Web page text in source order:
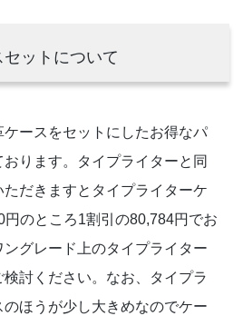
ットについて
ースをセットにしたお得なパ
ります。タイプライターと同
だきますとタイプライターケ
のところ1割引の80,784円でお
グレード上のタイプライター
討ください。なお、タイプラ
ほうが少し大きめなのでケー